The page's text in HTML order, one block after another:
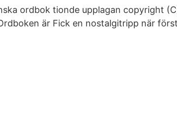
ordbok tionde upplagan copyright
är Fick en nostalgitripp när